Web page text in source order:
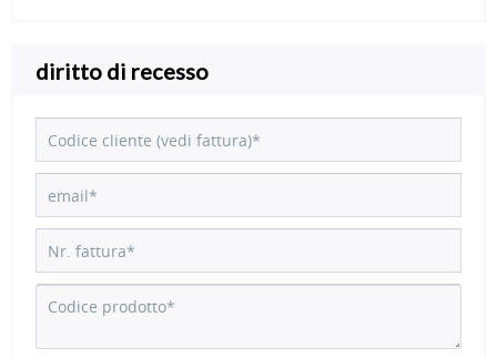
diritto di recesso